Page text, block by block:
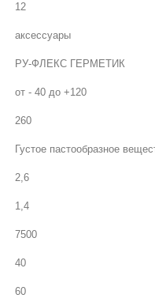
12
аксессуары
РУ-ФЛЕКС ГЕРМЕТИК
от - 40 до +120
260
Густое пастообразное
2,6
1,4
7500
40
60